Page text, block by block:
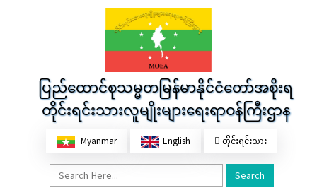
ပြည်ထောင်စုသမ္မတမြန်မာနိုင်ငံတော်အစိုးရ
တိုင်းရင်းသားလူမျိုးများရေးရာဝန်ကြီးဌာန
Myanmar English တိုင်းရင်းသား
Search